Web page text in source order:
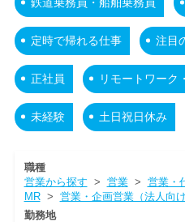
定時で帰れる仕事 注目
正社員 リモートワーク
未経験 土日祝日休み
職種
営業から探す > 営業> 営業・
MR> 営業・企画営業（法人向け
勤務地